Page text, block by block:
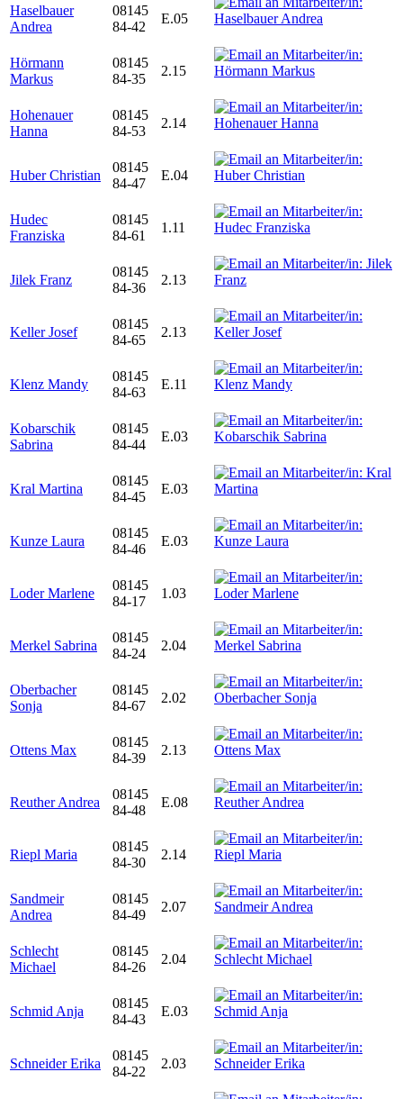
Haselbauer
Andrea
08145
84-42
E.05
Hörmann
Markus
08145
84-35
2.15
Hohenauer
Hanna
08145
84-53
2.14
Huber Christian
08145
84-47
E.04
Hudec
Franziska
08145
84-61
1.11
Jilek Franz
08145
84-36
2.13
Keller Josef
08145
84-65
2.13
Klenz Mandy
08145
84-63
E.11
Kobarschik
Sabrina
08145
84-44
E.03
Kral Martina
08145
84-45
E.03
Kunze Laura
08145
84-46
E.03
Loder Marlene
08145
84-17
1.03
Merkel Sabrina
08145
84-24
2.04
Oberbacher
Sonja
08145
84-67
2.02
Ottens Max
08145
84-39
2.13
Reuther Andrea
08145
84-48
E.08
Riepl Maria
08145
84-30
2.14
Sandmeir
Andrea
08145
84-49
2.07
Schlecht
Michael
08145
84-26
2.04
Schmid Anja
08145
84-43
E.03
Schneider Erika
08145
84-22
2.03